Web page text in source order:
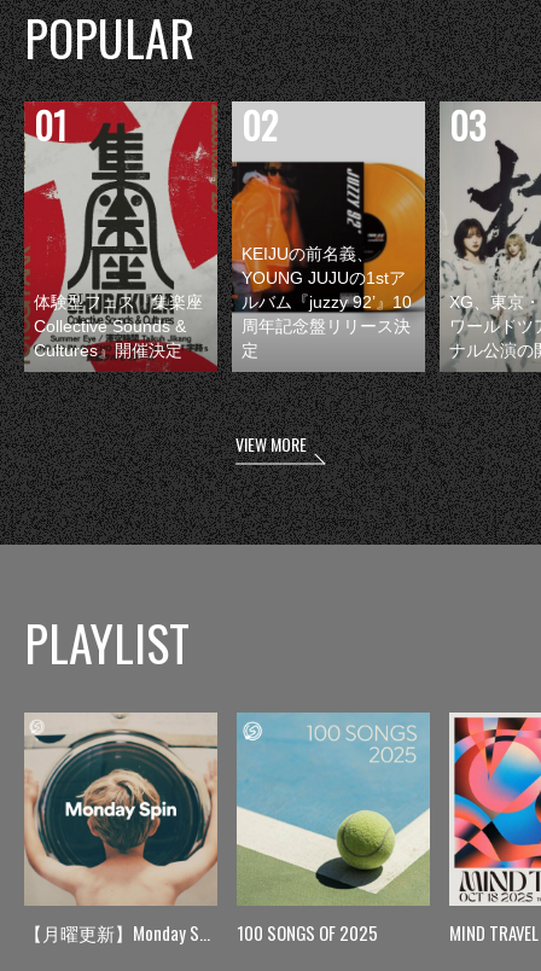
POPULAR
体験型フェス『集楽座
Collective Sounds &
Cultures』開催決定
KEIJUの前名義、
YOUNG JUJUの1stア
ルバム『juzzy 92’』10
周年記念盤リリース決
定
XG、東京
ワールドツ
ナル公演の
VIEW MORE
PLAYLIST
【月曜更新】Monday Spin 100 SONGS OF 2025 MIND TRAVEL